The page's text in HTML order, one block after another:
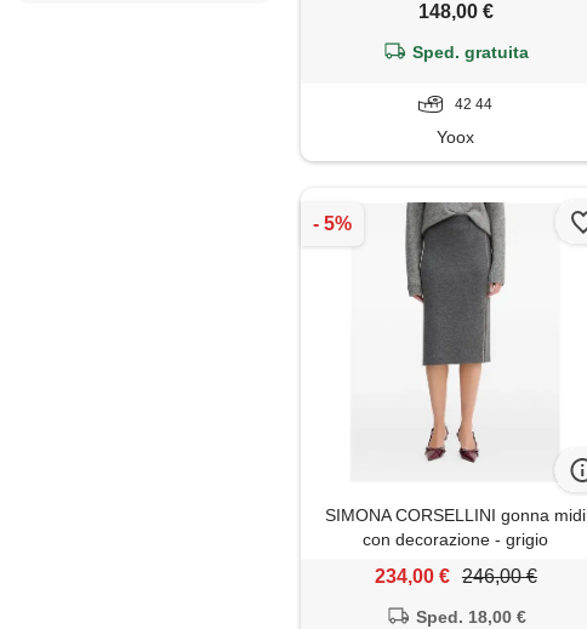
148,00 €
Sped. gratuita
42 44
Yoox
SIMONA CORSELLINI gonna midi
con decorazione - grigio
234,00 € 246,00 €
Sped. 18,00 €